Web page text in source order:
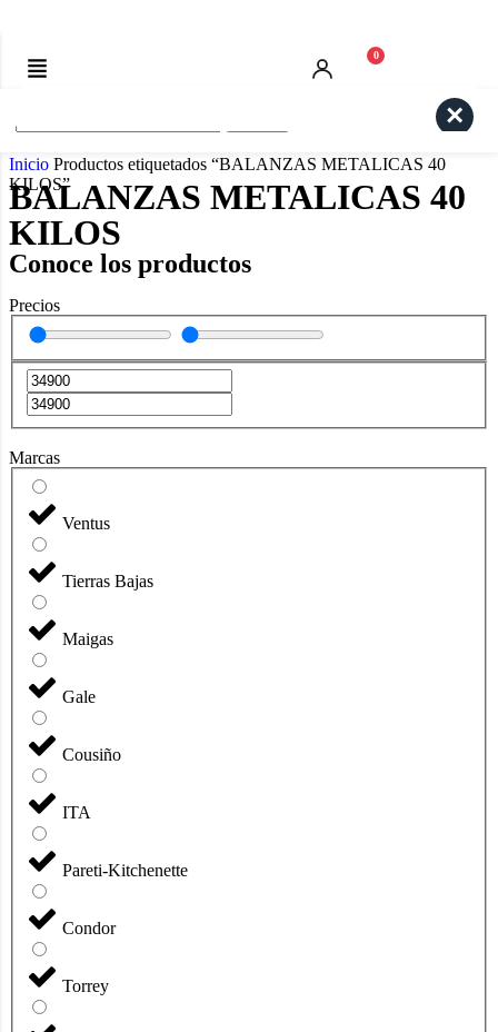
0
Inicio Productos etiquetados “BALANZAS METALICAS 40
KILOS”
BALANZAS METALICAS 40
KILOS
Conoce los productos
Precios
Marcas
Ventus
Tierras Bajas
Maigas
Gale
Cousiño
ITA
Pareti-Kitchenette
Condor
Torrey